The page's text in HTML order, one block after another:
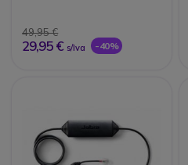
49,95 €
29,95 € s/Iva -40%